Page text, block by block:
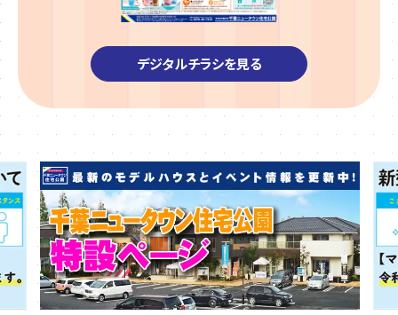
デジタルチラシを見る